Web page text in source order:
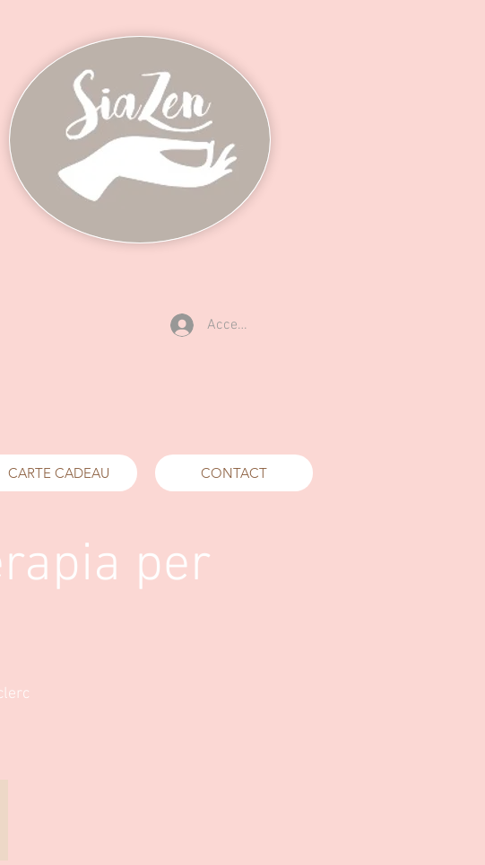
Accedi
CARTE CADEAU CONTACT
per